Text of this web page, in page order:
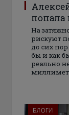
На
рискуют
до сих
бы и как
реально
БЛОГИ